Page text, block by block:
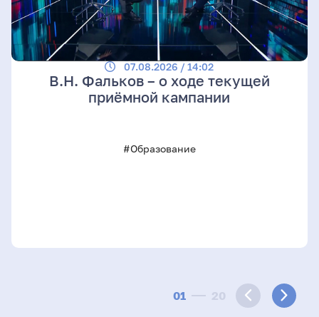
01 20
07.08.2026 / 14:02
В.Н. Фальков – о ходе текущей
приёмной кампании
#Образование